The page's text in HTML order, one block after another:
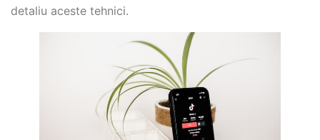
detaliu aceste tehnici.